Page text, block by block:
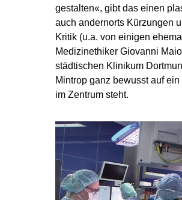
gestalten«, gibt das einen
auch andernorts Kürzungen
Kritik (u.a. von einigen
Medizinethiker Giovanni
städtischen Klinikum
Mintrop ganz bewusst auf
im Zentrum steht.